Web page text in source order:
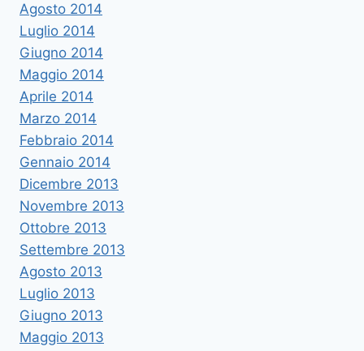
Agosto 2014
Luglio 2014
Giugno 2014
Maggio 2014
Aprile 2014
Marzo 2014
Febbraio 2014
Gennaio 2014
Dicembre 2013
Novembre 2013
Ottobre 2013
Settembre 2013
Agosto 2013
Luglio 2013
Giugno 2013
Maggio 2013